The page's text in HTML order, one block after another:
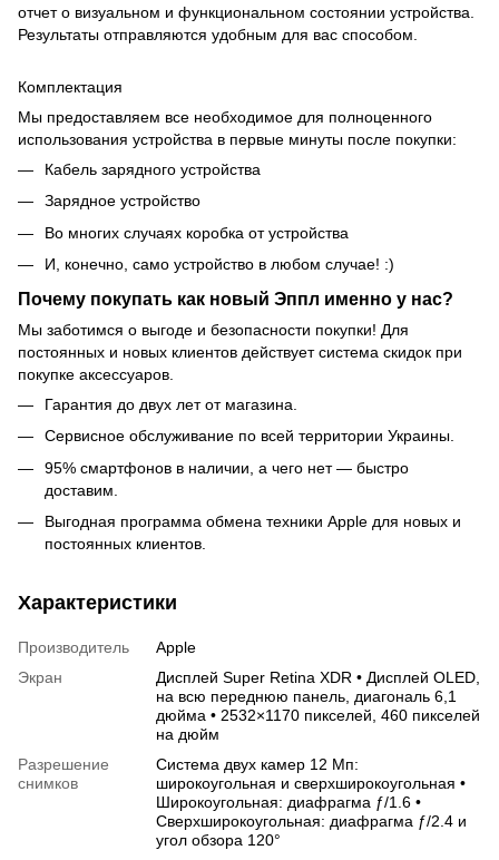
отчет о визуальном и функциональном состоянии устройства.
Результаты отправляются удобным для вас способом.
Комплектация
Мы предоставляем все необходимое для полноценного
использования устройства в первые минуты после покупки:
Кабель зарядного устройства
Зарядное устройство
Во многих случаях коробка от устройства
И, конечно, само устройство в любом случае! :)
Почему покупать как новый Эппл именно у нас?
Мы заботимся о выгоде и безопасности покупки! Для
постоянных и новых клиентов действует система скидок при
покупке аксессуаров.
Гарантия до двух лет от магазина.
Сервисное обслуживание по всей территории Украины.
95% смартфонов в наличии, а чего нет — быстро
доставим.
Выгодная программа обмена техники Apple для новых и
постоянных клиентов.
Характеристики
Производитель
Apple
Экран
Дисплей Super Retina XDR • Дисплей OLED,
на всю переднюю панель, диагональ 6,1
дюйма • 2532×1170 пикселей, 460 пикселей
на дюйм
Разрешение
снимков
Система двух камер 12 Мп:
широкоугольная и сверхширокоугольная •
Широкоугольная: диафрагма ƒ/1.6 •
Сверхширокоугольная: диафрагма ƒ/2.4 и
угол обзора 120°